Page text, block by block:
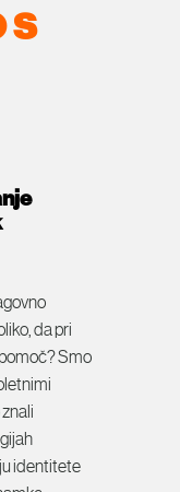
s
da pri
Smo
identitete